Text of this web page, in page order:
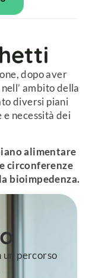
dopo aver
ambito della
diversi piani
e necessità dei
alimentare
circonferenze
bioimpedenza.
un percorso